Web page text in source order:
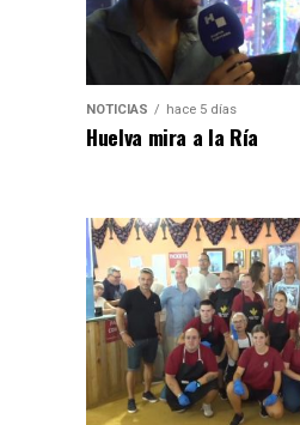
NOTICIAS hace 5 días
Huelva mira a la Ría